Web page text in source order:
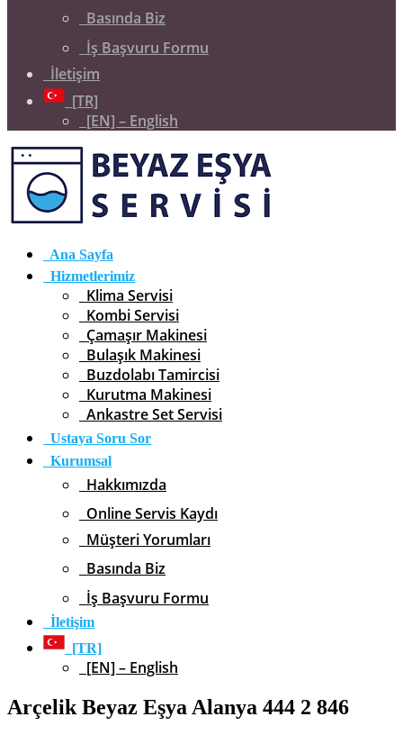
Basında Biz
İş Başvuru Formu
İletişim
[TR]
[EN] – English
Ana Sayfa
Hizmetlerimiz
Klima Servisi
Kombi Servisi
Çamaşır Makinesi
Bulaşık Makinesi
Buzdolabı Tamircisi
Kurutma Makinesi
Ankastre Set Servisi
Ustaya Soru Sor
Kurumsal
Hakkımızda
Online Servis Kaydı
Müşteri Yorumları
Basında Biz
İş Başvuru Formu
İletişim
[TR]
[EN] – English
Arçelik Beyaz Eşya Alanya 444 2 846